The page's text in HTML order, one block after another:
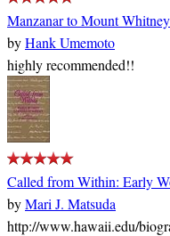
Manzanar to Mount
byHank Umemoto
highly recommended!!
Called from Within: Early
byMari J. Matsuda
http://www.hawaii.edu/